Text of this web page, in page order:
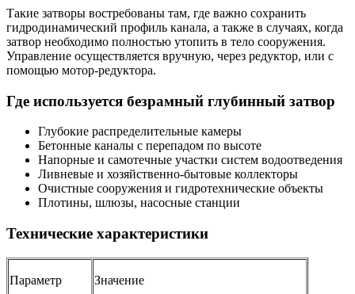
Такие затворы востребованы там, где важно сохранить
гидродинамический профиль канала, а также в случаях, когда
затвор необходимо полностью утопить в тело сооружения.
Управление осуществляется вручную, через редуктор, или с
помощью мотор-редуктора.
Где используется безрамный глубинный затвор
Глубокие распределительные камеры
Бетонные каналы с перепадом по высоте
Напорные и самотечные участки систем водоотведения
Ливневые и хозяйственно-бытовые коллекторы
Очистные сооружения и гидротехнические объекты
Плотины, шлюзы, насосные станции
Технические характеристики
Параметр Значение